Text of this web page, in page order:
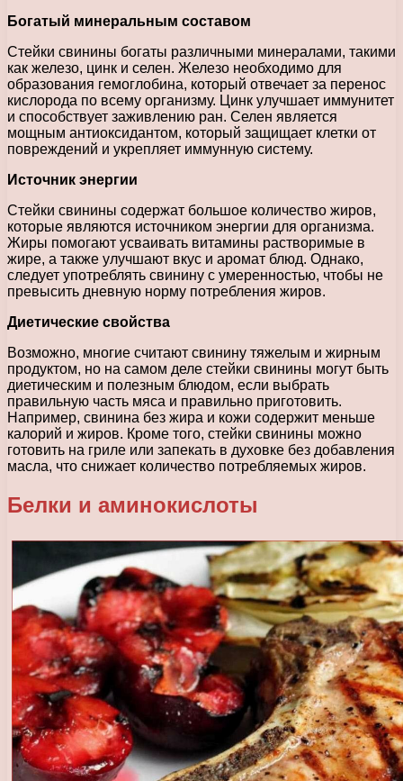
Богатый минеральным составом
Стейки свинины богаты различными минералами, такими
как железо, цинк и селен. Железо необходимо для
образования гемоглобина, который отвечает за перенос
кислорода по всему организму. Цинк улучшает иммунитет
и способствует заживлению ран. Селен является
мощным антиоксидантом, который защищает клетки от
повреждений и укрепляет иммунную систему.
Источник энергии
Стейки свинины содержат большое количество жиров,
которые являются источником энергии для организма.
Жиры помогают усваивать витамины растворимые в
жире, а также улучшают вкус и аромат блюд. Однако,
следует употреблять свинину с умеренностью, чтобы не
превысить дневную норму потребления жиров.
Диетические свойства
Возможно, многие считают свинину тяжелым и жирным
продуктом, но на самом деле стейки свинины могут быть
диетическим и полезным блюдом, если выбрать
правильную часть мяса и правильно приготовить.
Например, свинина без жира и кожи содержит меньше
калорий и жиров. Кроме того, стейки свинины можно
готовить на гриле или запекать в духовке без добавления
масла, что снижает количество потребляемых жиров.
Белки и аминокислоты